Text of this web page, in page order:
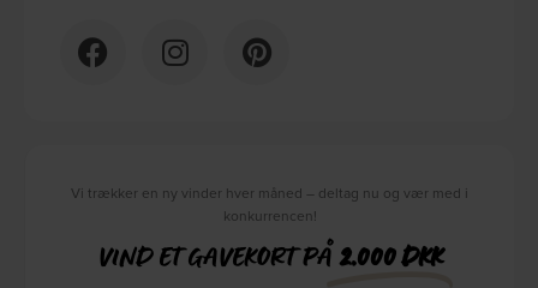
Vi trækker en ny vinder hver måned – deltag nu og vær med i
konkurrencen!
VIND ET GAVEKORT PÅ2.000 DKK